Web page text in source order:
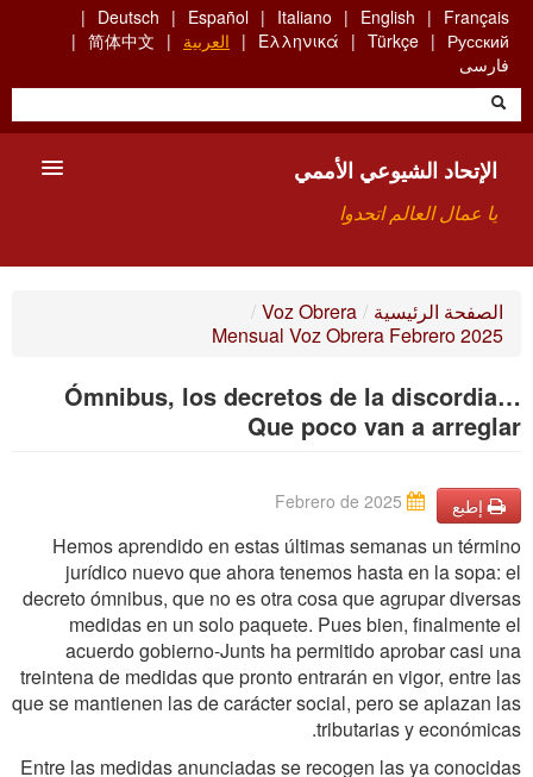
Skip
main
content
Français
English
Italiano
Español
Deutsch
Русский
Türkçe
Ελληνικά العربية
简体中文
فارسی
الإتحاد الشيوعي الأممي
يا عمال العالم اتحدوا
من نحن؟
بحث
للاتصال بنا HTTPS://WWW.FACEBOOK.COM/UCI.ARABE
الصفحة الرئيسية /
Voz Obrera
/
Mensual Voz Obrera Febrero 2025
Ómnibus, los decretos de la discordia…
Que poco van a arreglar
إطبع
Hemos aprendido en estas últimas semanas un término
jurídico nuevo que ahora tenemos hasta en la sopa: el
decreto ómnibus, que no es otra cosa que agrupar diversas
medidas en un solo paquete. Pues bien, finalmente el
acuerdo gobierno-Junts ha permitido aprobar casi una
treintena de medidas que pronto entrarán en vigor, entre las
que se mantienen las de carácter social, pero se aplazan las
tributarias y económicas.
Entre las medidas anunciadas se recogen las ya conocidas